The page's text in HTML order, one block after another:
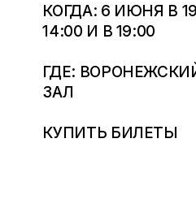
КОГДА: 6 ИЮНЯ В
14:00 И В 19:00
ГДЕ:
ЗАЛ
КУПИТЬ БИЛЕТЫ